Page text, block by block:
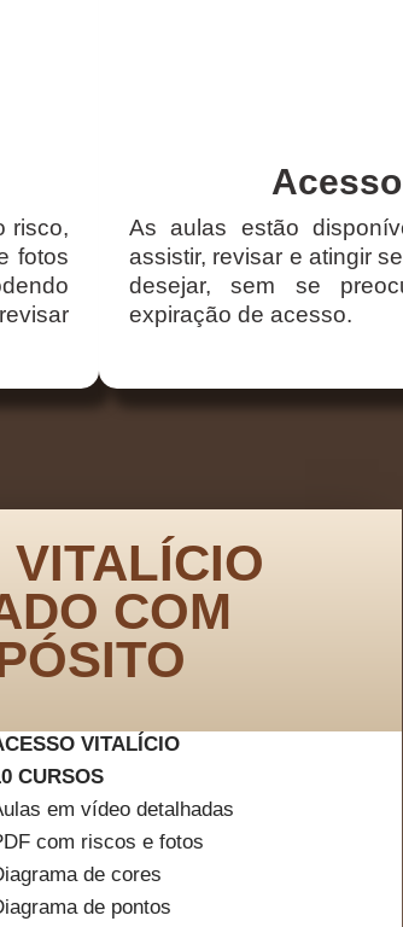
risco,
fotos
As aulas estão
assistir, revisar e atingir
desejar, sem se
expiração de acesso.
COM
VITALÍCIO
CURSOS
em vídeo detalhadas
com riscos e fotos
de cores
de pontos